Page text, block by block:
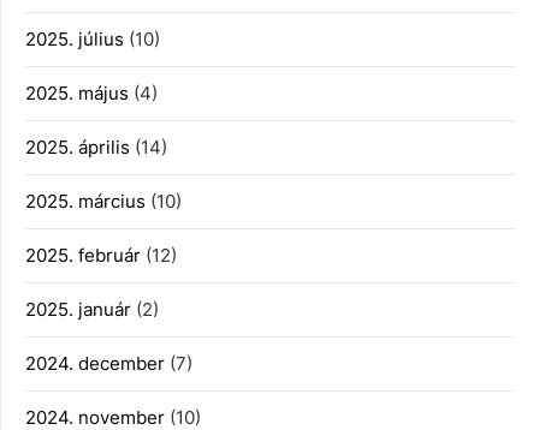
2025. július (10)
2025. május (4)
2025. április (14)
2025. március (10)
2025. február (12)
2025. január (2)
2024. december (7)
2024. november (10)